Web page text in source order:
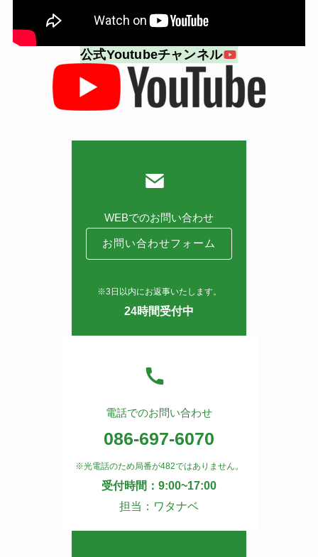
公式Youtubeチャンネル
WEBでのお問い合わせ
お問い合わせフォーム
※3日以内にお返事いたします。
24時間受付中
電話でのお問い合わせ
086-697-6070
※光電話のため局番が482ではありません。
受付時間：9:00~17:00
担当：ワタナベ